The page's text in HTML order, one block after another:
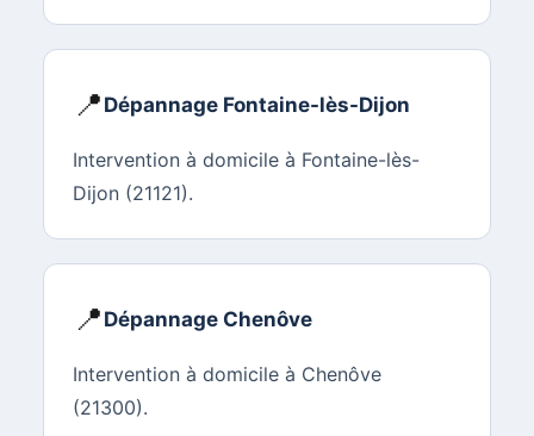
📍 Dépannage Fontaine-lès-Dijon
Intervention à domicile à Fontaine-lès-
Dijon (21121).
📍 Dépannage Chenôve
Intervention à domicile à Chenôve
(21300).